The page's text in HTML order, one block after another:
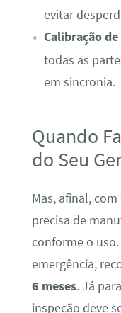
evitar
Calibração
todas as
em sincronia.
Quando
do Seu
Mas, afinal,
precisa de
conforme o
emergência,
6 meses. Já
inspeção deve